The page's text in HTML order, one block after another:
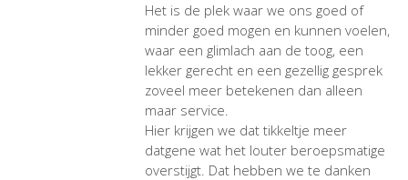
Het is de plek waar we ons goed of
minder goed mogen en kunnen voelen,
waar een glimlach aan de toog, een
lekker gerecht en een gezellig gesprek
zoveel meer betekenen dan alleen
maar service.
Hier krijgen we dat tikkeltje meer
datgene wat het louter beroepsmatige
overstijgt. Dat hebben we te danken